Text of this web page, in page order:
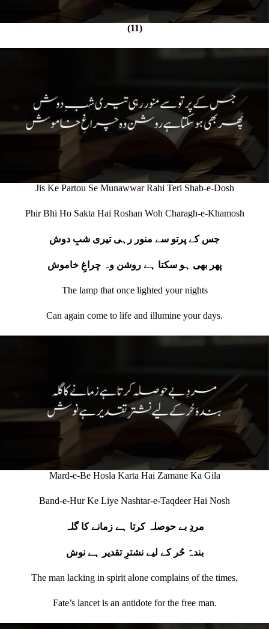
(11)
Jis Ke Partou Se Munawwar Rahi Teri Shab-e-Dosh
Phir Bhi Ho Sakta Hai Roshan Woh Charagh-e-Khamosh
جس کے پرتو سے منور رہی تیری شبِ دوش
پھر بھی ہو سکتا ہے روشن وہ چراغِ خاموش
The lamp that once lighted your nights
Can again come to life and illumine your days.
Mard-e-Be Hosla Karta Hai Zamane Ka Gila
Band-e-Hur Ke Liye Nashtar-e-Taqdeer Hai Nosh
مردِ بے حوصلہ کرتا ہے زمانے کا گلہ
بندہَ حُر کے لیے نشترِ تقدیر ہے نوش
The man lacking in spirit alone complains of the times,
Fate’s lancet is an antidote for the free man.